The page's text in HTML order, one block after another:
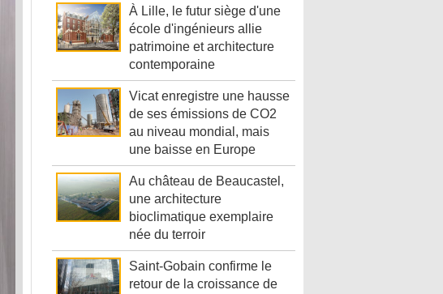
À Lille, le futur siège d'une
école d'ingénieurs allie
patrimoine et architecture
contemporaine
Vicat enregistre une hausse
de ses émissions de CO2
au niveau mondial, mais
une baisse en Europe
Au château de Beaucastel,
une architecture
bioclimatique exemplaire
née du terroir
Saint-Gobain confirme le
retour de la croissance de